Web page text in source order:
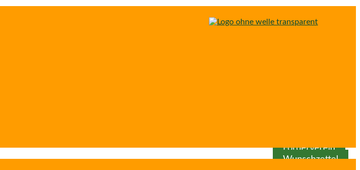
Förderverein
Wunschzettel